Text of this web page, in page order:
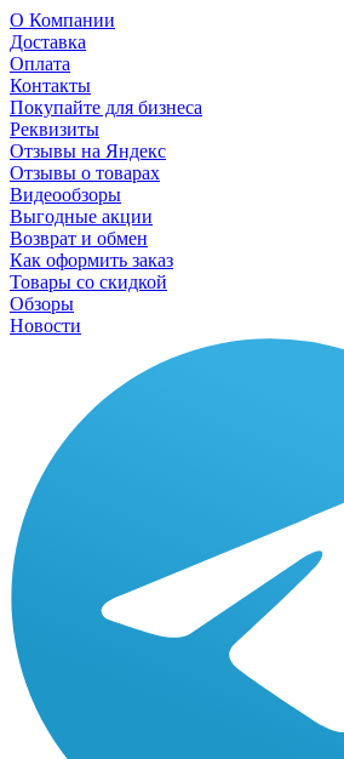
О Компании
Доставка
Оплата
Контакты
Покупайте для бизнеса
Реквизиты
Отзывы на Яндекс
Отзывы о товарах
Видеообзоры
Выгодные акции
Возврат и обмен
Как оформить заказ
Товары со скидкой
Обзоры
Новости